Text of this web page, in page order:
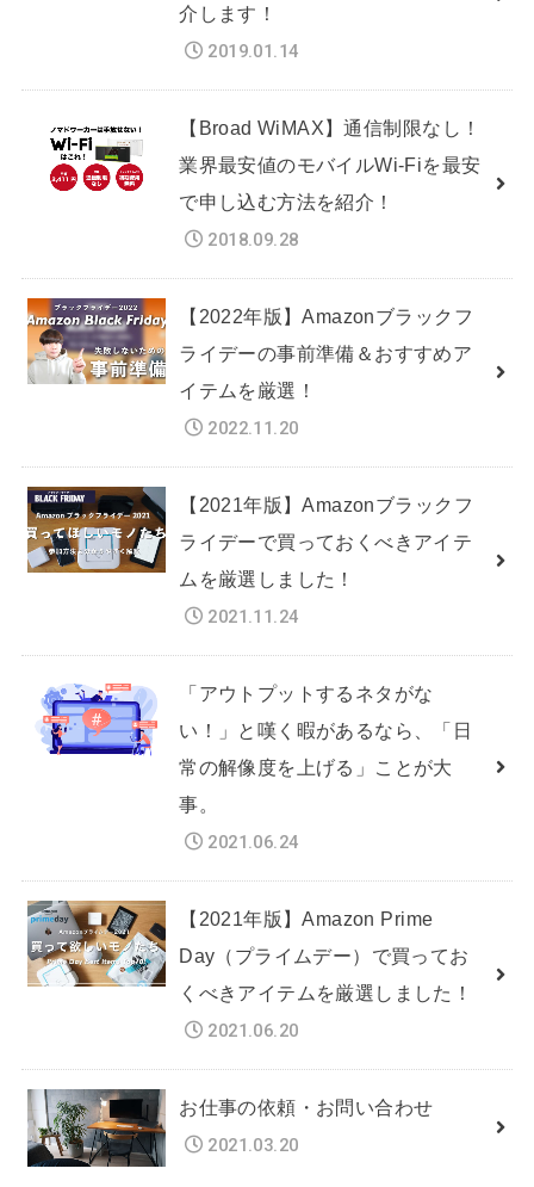
介します！
2019.01.14
【Broad WiMAX】通信制限なし！
業界最安値のモバイルWi-Fiを最安
で申し込む方法を紹介！
2018.09.28
【2022年版】Amazonブラックフ
ライデーの事前準備＆おすすめア
イテムを厳選！
2022.11.20
【2021年版】Amazonブラックフ
ライデーで買っておくべきアイテ
ムを厳選しました！
2021.11.24
「アウトプットするネタがな
い！」と嘆く暇があるなら、「日
常の解像度を上げる」ことが大
事。
2021.06.24
【2021年版】Amazon Prime
Day（プライムデー）で買ってお
くべきアイテムを厳選しました！
2021.06.20
お仕事の依頼・お問い合わせ
2021.03.20